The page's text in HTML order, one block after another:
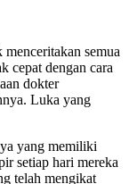
semua
cepat dengan cara
dokter
Luka yang
yang memiliki
setiap hari mereka
telah mengikat